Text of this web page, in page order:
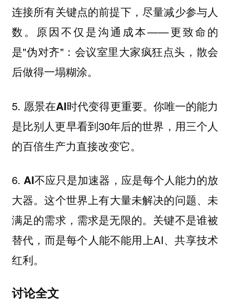
连接所有关键点的前提下，尽量减少参与人
数。原因不仅是沟通成本——更致命的
是"伪对齐"：会议室里大家疯狂点头，散会
后做得一塌糊涂。
5. 愿景在AI时代变得更重要。 你唯一的能力
是比别人更早看到30年后的世界，用三个人
的百倍生产力直接改变它。
6. AI不应只是加速器，应是每个人能力的放
大器。这个世界上有大量未解决的问题、未
满足的需求，需求是无限的。关键不是谁被
替代，而是每个人能不能用上AI、共享技术
红利。
讨论全文